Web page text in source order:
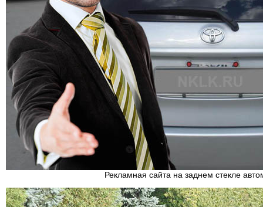
Рекламная сайта на заднем стекле